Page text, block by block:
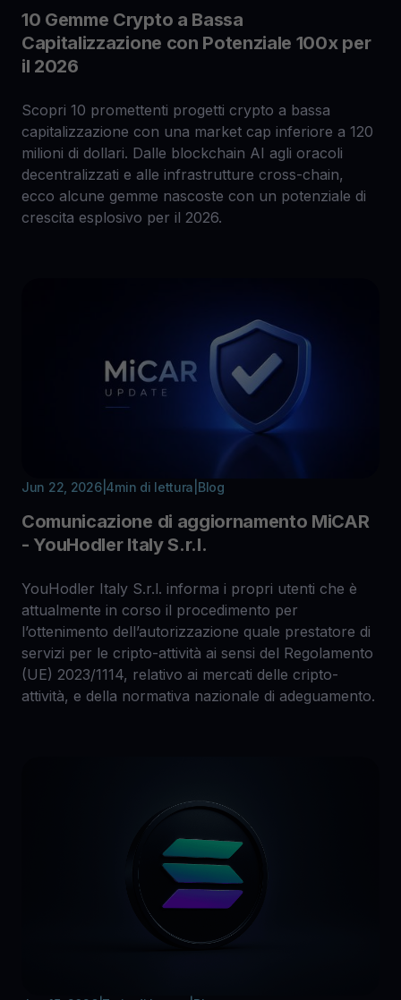
10 Gemme Crypto a Bassa
Capitalizzazione con Potenziale 100x per
il 2026
Scopri 10 promettenti progetti crypto a bassa
capitalizzazione con una market cap inferiore a 120
milioni di dollari. Dalle blockchain AI agli oracoli
decentralizzati e alle infrastrutture cross-chain,
ecco alcune gemme nascoste con un potenziale di
crescita esplosivo per il 2026.
Jun 22, 2026| 4min di lettura Blog
Comunicazione di aggiornamento MiCAR
- YouHodler Italy S.r.l.
YouHodler Italy S.r.l. informa i propri utenti che è
attualmente in corso il procedimento per
l’ottenimento dell’autorizzazione quale prestatore di
servizi per le cripto-attività ai sensi del Regolamento
(UE) 2023/1114, relativo ai mercati delle cripto-
attività, e della normativa nazionale di adeguamento.